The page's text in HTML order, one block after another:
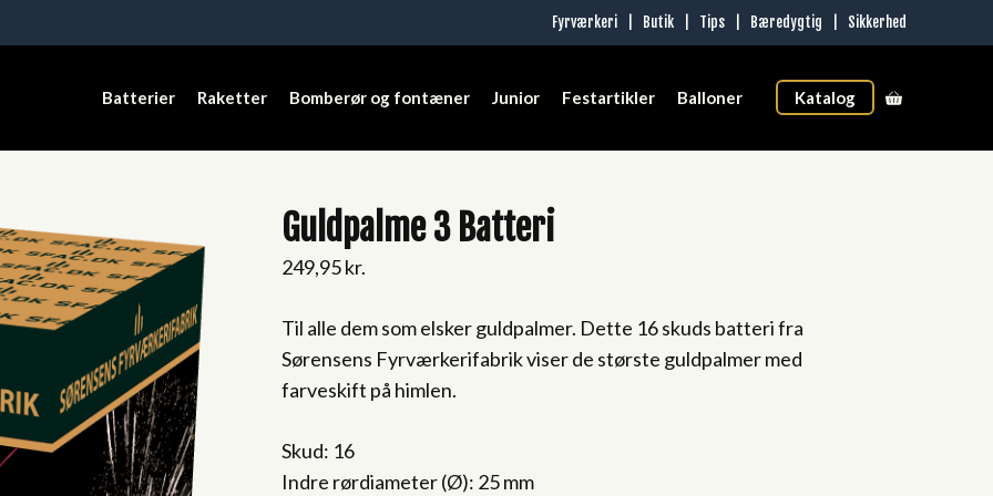
Fyrværkeri Butik Tips Bæredygtig Sikkerhed
Batterier Raketter Bomberør og fontæner Junior Festartikler Balloner Katalog
Guldpalme 3 Batteri
249,95kr.
Til alle dem som elsker guldpalmer. Dette 16 skuds batteri fra
Sørensens Fyrværkerifabrik viser de største guldpalmer med
farveskift på himlen.
Skud: 16
Indre rørdiameter (Ø): 25 mm